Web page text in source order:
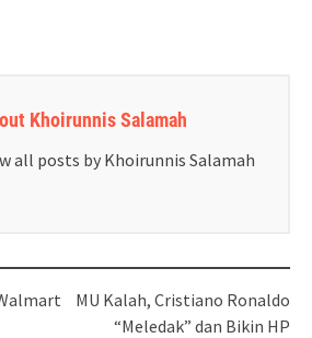
Khoirunnis Salamah
all posts by Khoirunnis Salamah
MU Kalah, Cristiano Ronaldo
“Meledak” dan Bikin HP